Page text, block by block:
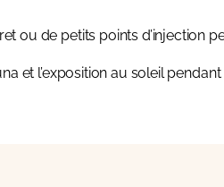
ou de petits points d’injection
et l’exposition au soleil